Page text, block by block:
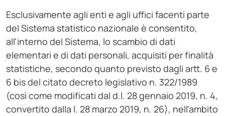
Esclusivamente agli enti e agli uffici facenti parte
del Sistema statistico nazionale è consentito,
all'interno del Sistema, lo scambio di dati
elementari e di dati personali, acquisiti per finalità
statistiche, secondo quanto previsto dagli artt. 6 e
6 bis del citato decreto legislativo n. 322/1989
(così come modificati dal d.l. 28 gennaio 2019, n. 4,
convertito dalla l. 28 marzo 2019, n. 26), nell'ambito